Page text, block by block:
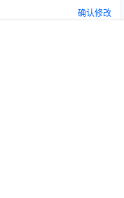
确认修改